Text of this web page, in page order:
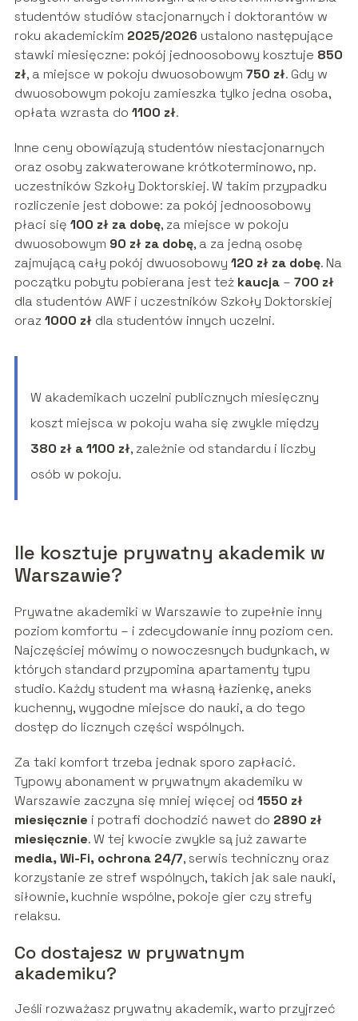
studentów studiów stacjonarnych i doktorantów w
roku akademickim 2025/2026 ustalono następujące
stawki miesięczne: pokój jednoosobowy kosztuje 850
zł, a miejsce w pokoju dwuosobowym 750 zł. Gdy w
dwuosobowym pokoju zamieszka tylko jedna osoba,
opłata wzrasta do 1100 zł.
Inne ceny obowiązują studentów niestacjonarnych
oraz osoby zakwaterowane krótkoterminowo, np.
uczestników Szkoły Doktorskiej. W takim przypadku
rozliczenie jest dobowe: za pokój jednoosobowy
płaci się 100 zł za dobę, za miejsce w pokoju
dwuosobowym 90 zł za dobę, a za jedną osobę
zajmującą cały pokój dwuosobowy 120 zł za dobę. Na
początku pobytu pobierana jest też kaucja– 700 zł
dla studentów AWF i uczestników Szkoły Doktorskiej
oraz 1000 złdla studentów innych uczelni.
W akademikach uczelni publicznych miesięczny
koszt miejsca w pokoju waha się zwykle między
380 zł a 1100 zł, zależnie od standardu i liczby
osób w pokoju.
Ile kosztuje prywatny akademik w
Warszawie?
Prywatne akademiki w Warszawie to zupełnie inny
poziom komfortu – i zdecydowanie inny poziom cen.
Najczęściej mówimy o nowoczesnych budynkach, w
których standard przypomina apartamenty typu
studio. Każdy student ma własną łazienkę, aneks
kuchenny, wygodne miejsce do nauki, a do tego
dostęp do licznych części wspólnych.
Za taki komfort trzeba jednak sporo zapłacić.
Typowy abonament w prywatnym akademiku w
Warszawie zaczyna się mniej więcej od 1550 zł
miesięcznie i potrafi dochodzić nawet do 2890 zł
miesięcznie. W tej kwocie zwykle są już zawarte
media, Wi-Fi, ochrona 24/7, serwis techniczny oraz
korzystanie ze stref wspólnych, takich jak sale nauki,
siłownie, kuchnie wspólne, pokoje gier czy strefy
relaksu.
Co dostajesz w prywatnym
akademiku?
Jeśli rozważasz prywatny akademik, warto przyjrzeć